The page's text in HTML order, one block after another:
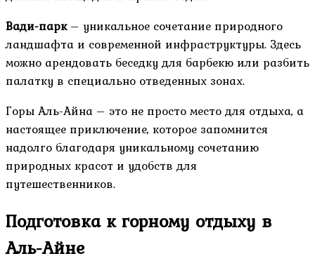
Вади-парк– уникальное сочетание природного
ландшафта и современной инфраструктуры. Здесь
можно арендовать беседку для барбекю или разбить
палатку в специально отведенных зонах.
Горы Аль-Айна – это не просто место для отдыха, а
настоящее приключение, которое запомнится
надолго благодаря уникальному сочетанию
природных красот и удобств для
путешественников.
Подготовка к горному отдыху в
Аль-Айне